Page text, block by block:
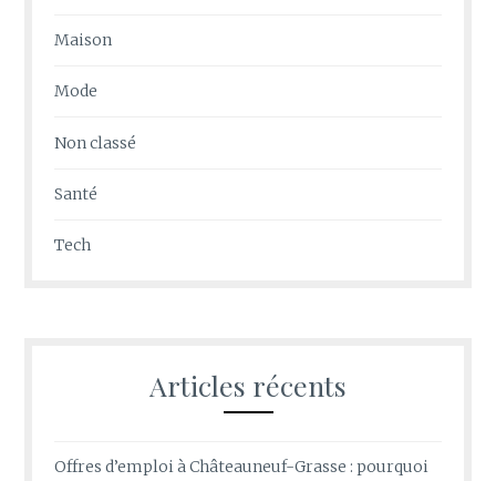
Maison
Mode
Non classé
Santé
Tech
Articles récents
Offres d’emploi à Châteauneuf-Grasse : pourquoi